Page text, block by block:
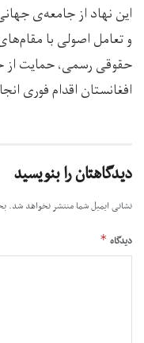
این نهاد از جامعه‌ی
و تعامل اصولی با
حقوقی رسمی، حمایت از
افغانستان اقدام فوری
دیدگاهتان را بنویسید
نشانی ایمیل شما منتشر نخواهد شد.
دیدگاه *